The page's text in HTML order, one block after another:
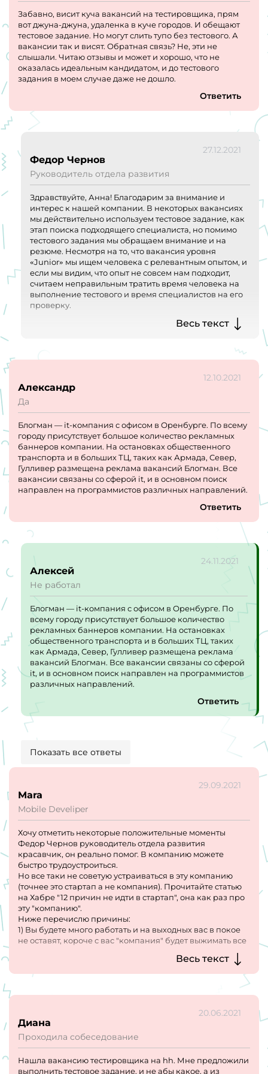
компании год и успел все это прохавать, так что если и
решишь пойти туда работать - то не позволяй лить тебе в
уши всякое, десять раз фильтруй все что тебе там
говорят и навязывают. Работать и жить можно по-
разному, каждый делает для себя этот выбор сам.
Несмотря на такой эмоциональный отзыв, я благодарен
компании, потому что наверное такого "уникального"
своих близких :)
Забавно, висит куча вакансий на тестировщика, прям
вот джуна-джуна, удаленка в куче городов. И обещают
тестовое задание. Но могут слить тупо без тестового. А
вакансии так и висят. Обратная связь? Не, эти не
слышали. Читаю отзывы и может и хорошо, что не
оказалась идеальным кандидатом, и до тестового
задания в моем случае даже не дошло.
Ответить
27.12.2021
Федор Чернов
Руководитель отдела развития
Здравствуйте, Анна! Благодарим за внимание и
интерес к нашей компании. В некоторых вакансиях
мы действительно используем тестовое задание, как
этап поиска подходящего специалиста, но помимо
тестового задания мы обращаем внимание и на
резюме. Несмотря на то, что вакансия уровня
«Junior» мы ищем человека с релевантным опытом, и
если мы видим, что опыт не совсем нам подходит,
считаем неправильным тратить время человека на
выполнение тестового и время специалистов на его
проверку.
Что касается обратной связи, мы всегда очень
субъективности, особенно на этапе оценки резюме.
Еще раз благодарим за отклик и желаем удачи в
поиске отличной компании для себя :)
Весь текст
12.10.2021
Александр
Да
Блогман — it-компания с офисом в Оренбурге. По всему
городу присутствует большое количество рекламных
баннеров компании. На остановках общественного
транспорта и в больших ТЦ, таких как Армада, Север,
Гулливер размещена реклама вакансий Блогман. Все
вакансии связаны со сферой it, и в основном поиск
направлен на программистов различных направлений.
Ответить
24.11.2021
Алексей
Не работал
Блогман — it-компания с офисом в Оренбурге. По
всему городу присутствует большое количество
рекламных баннеров компании. На остановках
общественного транспорта и в больших ТЦ, таких
как Армада, Север, Гулливер размещена реклама
вакансий Блогман. Все вакансии связаны со сферой
it, и в основном поиск направлен на программистов
различных направлений.
Ответить
Показать все ответы
29.09.2021
Mara
Mobile Develiper
Хочу отметить некоторые положительные моменты
Федор Чернов руководитель отдела развития
красавчик, он реально помог. В компанию можете
быстро трудоустроиться.
Но все таки не советую устраиваться в эту компанию
(точнее это стартап а не компания). Прочитайте статью
на Хабре "12 причин не идти в стартап", она как раз про
эту "компанию".
Ниже перечислю причины:
1) Вы будете много работать и на выходных вас в покое
не оставят, короче с вас "компания" будет выжимать все
2) Вас могут уволить в любое время, просто из-за того что
вы не очень понравились фоундеру.
устраивается и увольняются хотя бы один сотрудник. На
4) С вас будут ждать высоких результатов, если у вас нет
опыта, то вам будет трудно удержаться там.
Весь текст
20.06.2021
Диана
Проходила собеседование
Нашла вакансию тестировщика на hh. Мне предложили
выполнить тестовое задание, и не абы какое, а из